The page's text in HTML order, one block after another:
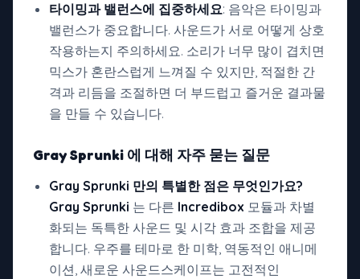
타이밍과 밸런스에 집중하세요: 음악은 타이밍과
밸런스가 중요합니다. 사운드가 서로 어떻게 상호
작용하는지 주의하세요. 소리가 너무 많이 겹치면
믹스가 혼란스럽게 느껴질 수 있지만, 적절한 간
격과 리듬을 조절하면 더 부드럽고 즐거운 결과물
을 만들 수 있습니다.
Gray Sprunki 에 대해 자주 묻는 질문
Gray Sprunki 만의 특별한 점은 무엇인가요?
Gray Sprunki 는 다른 Incredibox 모듈과 차별
화되는 독특한 사운드 및 시각 효과 조합을 제공
합니다. 우주를 테마로 한 미학, 역동적인 애니메
이션, 새로운 사운드스케이프는 고전적인